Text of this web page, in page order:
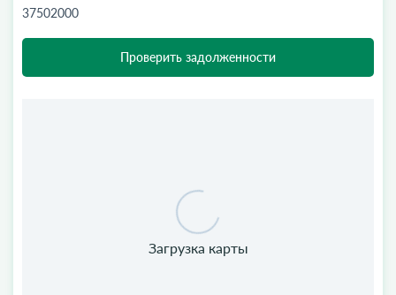
37502000
Проверить задолженности